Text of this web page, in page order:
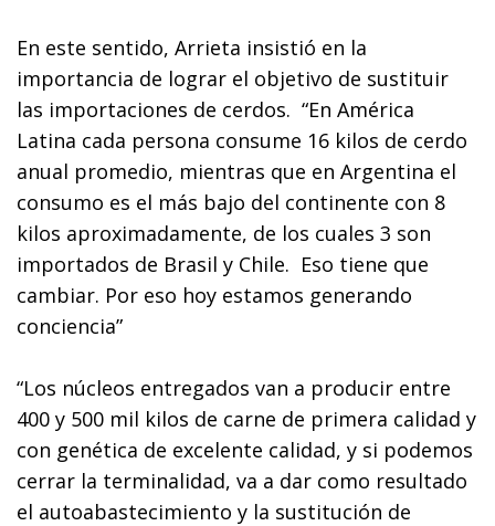
En este sentido, Arrieta insistió en la
importancia de lograr el objetivo de sustituir
las importaciones de cerdos. “En América
Latina cada persona consume 16 kilos de cerdo
anual promedio, mientras que en Argentina el
consumo es el más bajo del continente con 8
kilos aproximadamente, de los cuales 3 son
importados de Brasil y Chile. Eso tiene que
cambiar. Por eso hoy estamos generando
conciencia”
“Los núcleos entregados van a producir entre
400 y 500 mil kilos de carne de primera calidad y
con genética de excelente calidad, y si podemos
cerrar la terminalidad, va a dar como resultado
el autoabastecimiento y la sustitución de